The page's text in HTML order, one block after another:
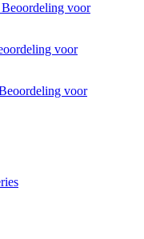
voor
voor
voor